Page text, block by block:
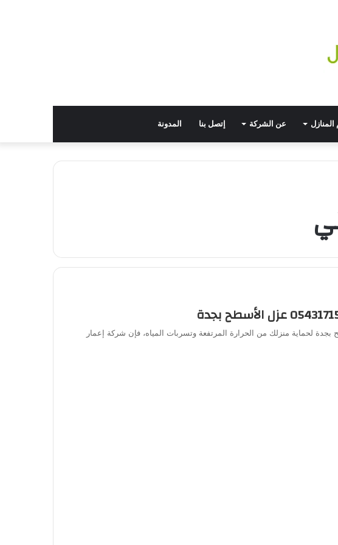
المنازل عن الشركة إتصل بنا المدونة
لحماية منزلك من الحرارة المرتفعة وتسربات المياه، فإن شركة إعمار